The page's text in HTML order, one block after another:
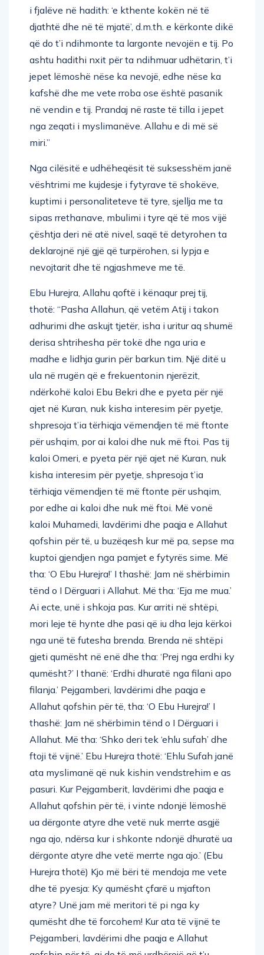
i fjalëve në hadith: ‘e kthente kokën në të
djathtë dhe në të mjatë’, d.m.th. e kërkonte dikë
që do t’i ndihmonte ta largonte nevojën e tij. Po
ashtu hadithi nxit për ta ndihmuar udhëtarin, t’i
jepet lëmoshë nëse ka nevojë, edhe nëse ka
kafshë dhe me vete rroba ose është pasanik
në vendin e tij. Prandaj në raste të tilla i jepet
nga zeqati i myslimanëve. Allahu e di më së
miri.”
Nga cilësitë e udhëheqësit të suksesshëm janë
vështrimi me kujdesje i fytyrave të shokëve,
kuptimi i personaliteteve të tyre, sjellja me ta
sipas rrethanave, mbulimi i tyre që të mos vijë
çështja deri në atë nivel, saqë të detyrohen ta
deklarojnë një gjë që turpërohen, si lypja e
nevojtarit dhe të ngjashmeve me të.
Ebu Hurejra, Allahu qoftë i kënaqur prej tij,
thotë: “Pasha Allahun, që vetëm Atij i takon
adhurimi dhe askujt tjetër, isha i uritur aq shumë
derisa shtrihesha për tokë dhe nga uria e
madhe e lidhja gurin për barkun tim. Një ditë u
ula në rrugën që e frekuentonin njerëzit,
ndërkohë kaloi Ebu Bekri dhe e pyeta për një
ajet në Kuran, nuk kisha interesim për pyetje,
shpresoja t’ia tërhiqja vëmendjen të më ftonte
për ushqim, por ai kaloi dhe nuk më ftoi. Pas tij
kaloi Omeri, e pyeta për një ajet në Kuran, nuk
kisha interesim për pyetje, shpresoja t’ia
tërhiqja vëmendjen të më ftonte për ushqim,
por edhe ai kaloi dhe nuk më ftoi. Më vonë
kaloi Muhamedi, lavdërimi dhe paqja e Allahut
qofshin për të, u buzëqesh kur më pa, sepse ma
kuptoi gjendjen nga pamjet e fytyrës sime. Më
tha: ‘O Ebu Hurejra!’ I thashë: Jam në shërbimin
tënd o I Dërguari i Allahut. Më tha: ‘Eja me mua.’
Ai ecte, unë i shkoja pas. Kur arriti në shtëpi,
mori leje të hynte dhe pasi që iu dha leja kërkoi
nga unë të futesha brenda. Brenda në shtëpi
gjeti qumësht në enë dhe tha: ‘Prej nga erdhi ky
qumësht?’ I thanë: ‘Erdhi dhuratë nga filani apo
filanja.’ Pejgamberi, lavdërimi dhe paqja e
Allahut qofshin për të, tha: ‘O Ebu Hurejra!’ I
thashë: Jam në shërbimin tënd o I Dërguari i
Allahut. Më tha: ‘Shko deri tek ‘ehlu sufah’ dhe
ftoji të vijnë.’ Ebu Hurejra thotë: ‘Ehlu Sufah janë
ata myslimanë që nuk kishin vendstrehim e as
pasuri. Kur Pejgamberit, lavdërimi dhe paqja e
Allahut qofshin për të, i vinte ndonjë lëmoshë
ua dërgonte atyre dhe vetë nuk merrte asgjë
nga ajo, ndërsa kur i shkonte ndonjë dhuratë ua
dërgonte atyre dhe vetë merrte nga ajo.’ (Ebu
Hurejra thotë) Kjo më bëri të mendoja me vete
dhe të pyesja: Ky qumësht çfarë u mjafton
atyre? Unë jam më meritori të pi nga ky
qumësht dhe të forcohem! Kur ata të vijnë te
Pejgamberi, lavdërimi dhe paqja e Allahut